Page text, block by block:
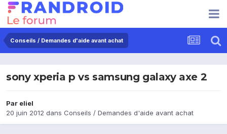
Conseils / Demandes d'aide avant achat
sony xperia p vs samsung galaxy axe 2
Par eliel
20 juin 2012 dans Conseils / Demandes d'aide avant achat